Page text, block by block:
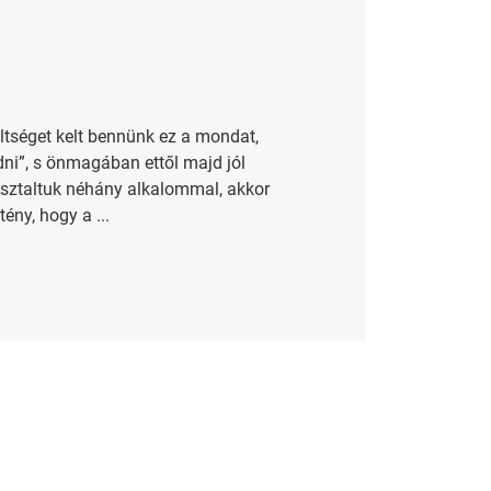
kelt bennünk ez a mondat,
s önmagában ettől majd jól
néhány alkalommal, akkor
hogy a ...